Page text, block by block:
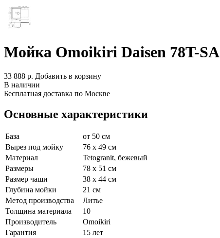
Мойка Omoikiri Daisen 78T-SA
33 888 р. Добавить в корзину
В наличии
Бесплатная доставка по Москве
Основные характеристики
База
от 50 см
Вырез под мойку
76 x 49 см
Материал
Tetogranit, бежевый
Размеры
78 x 51 см
Размер чаши
38 x 44 см
Глубина мойки
21 см
Метод производства
Литье
Толщина материала
10
Производитель
Omoikiri
Гарантия
15 лет